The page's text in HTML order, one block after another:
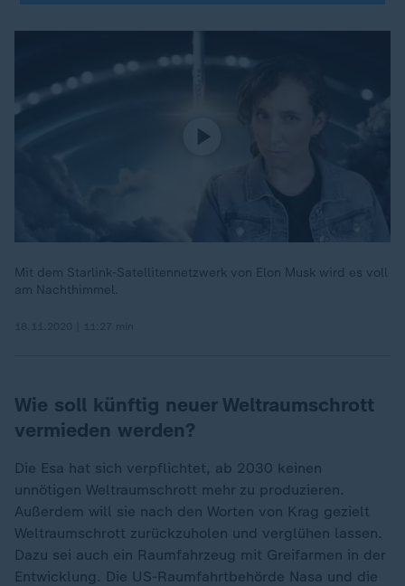
Mit dem Starlink-Satellitennetzwerk von Elon Musk wird es voll
am Nachthimmel.
Wie soll künftig neuer Weltraumschrott
vermieden werden?
Die Esa hat sich verpflichtet, ab 2030 keinen
unnötigen Weltraumschrott mehr zu produzieren.
Außerdem will sie nach den Worten von Krag gezielt
Weltraumschrott zurückzuholen und verglühen lassen.
Dazu sei auch ein Raumfahrzeug mit Greifarmen in der
Entwicklung. Die US-Raumfahrtbehörde Nasa und die